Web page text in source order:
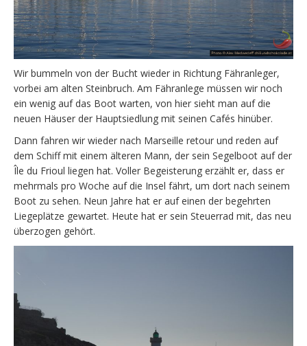
Wir bummeln von der Bucht wieder in Richtung Fähranleger,
vorbei am alten Steinbruch. Am Fähranlege müssen wir noch
ein wenig auf das Boot warten, von hier sieht man auf die
neuen Häuser der Hauptsiedlung mit seinen Cafés hinüber.
Dann fahren wir wieder nach Marseille retour und reden auf
dem Schiff mit einem älteren Mann, der sein Segelboot auf der
Île du Frioul liegen hat. Voller Begeisterung erzählt er, dass er
mehrmals pro Woche auf die Insel fährt, um dort nach seinem
Boot zu sehen. Neun Jahre hat er auf einen der begehrten
Liegeplätze gewartet. Heute hat er sein Steuerrad mit, das neu
überzogen gehört.